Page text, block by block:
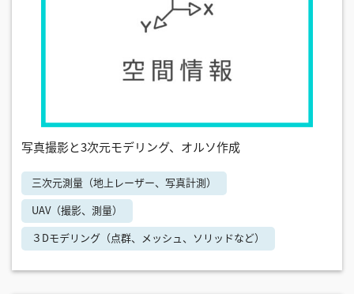
写真撮影と3次元モデリング、オルソ作成
三次元測量（地上レーザー、写真計測）
UAV（撮影、測量）
３Dモデリング（点群、メッシュ、ソリッドなど）